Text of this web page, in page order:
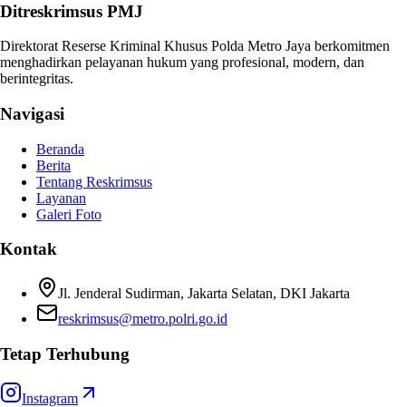
Ditreskrimsus PMJ
Direktorat Reserse Kriminal Khusus Polda Metro Jaya berkomitmen
menghadirkan pelayanan hukum yang profesional, modern, dan
berintegritas.
Navigasi
Beranda
Berita
Tentang Reskrimsus
Layanan
Galeri Foto
Kontak
Jl. Jenderal Sudirman, Jakarta Selatan, DKI Jakarta
reskrimsus@metro.polri.go.id
Tetap Terhubung
Instagram